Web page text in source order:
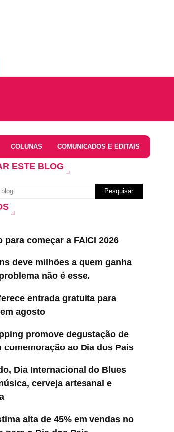
COLUNAS COMUNICADOS E EDITAIS
ESTE BLOG
para começar a FAICI 2026
deve milhões a quem ganha
não é esse.
entrada gratuita para
agosto
promove degustação de
comemoração ao Dia dos Pais
Dia Internacional do Blues
cerveja artesanal e
alta de 45% em vendas no